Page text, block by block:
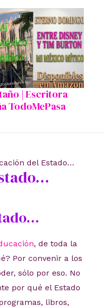
| Escritora
TodoMePasa
del Estado…
, de toda la
Por convenir a los
sólo por eso. No
por qué el Estado
libros,